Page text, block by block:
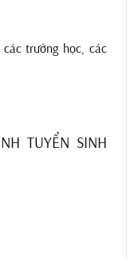
trường học, các
TUYỂN SINH